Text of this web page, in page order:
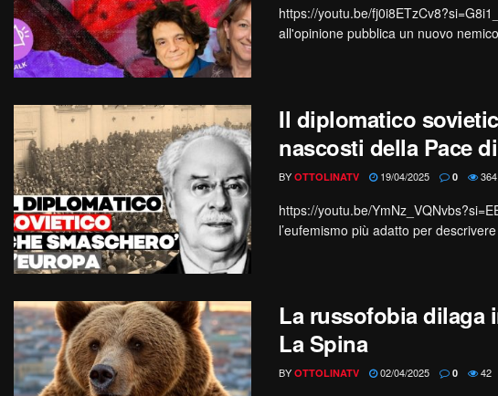
https://youtu.be/
all'opinione pubblica un nuovo
Il diplomatico
nascosti della Pace
BY OTTOLINATV 19/04/2025 0 364
https://youtu.be/
l’eufemismo più adatto per
La russofobia dilaga
La Spina
BY OTTOLINATV 02/04/2025 0 42